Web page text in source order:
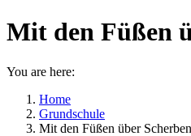
Mit den Füßen
You are here:
Home
Grundschule
Mit den Füßen über